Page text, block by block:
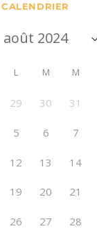
CALENDRIER
L M M
29 30 31
5 6 7
12 13 14
19 20 21
26 27 28